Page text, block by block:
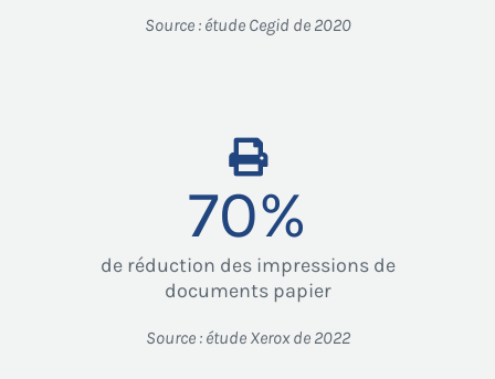
Source : étude Cegid de 2020
70%
de réduction des impressions de
documents papier
Source : étude Xerox de 2022